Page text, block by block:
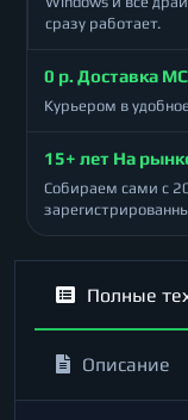
сразу работает.
0 р. Доставка
Курьером в
15+ лет На
Собираем сами с
Полные
Описание